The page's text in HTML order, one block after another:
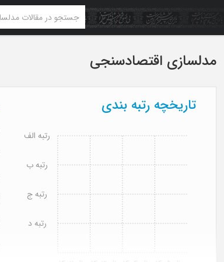
مدلسازی اقتصادسنجی
تاریخچه رتبه بندی
رتبه د
رتبه ج
رتبه ب
رتبه الف